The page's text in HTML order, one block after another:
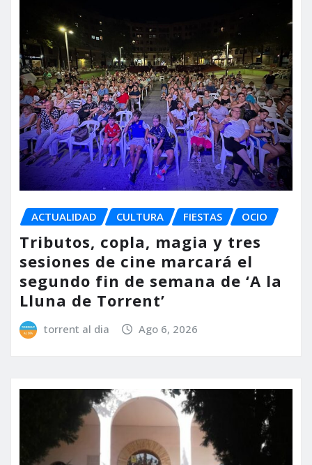
ACTUALIDAD CULTURA FIESTAS OCIO
Tributos, copla, magia y tres
sesiones de cine marcará el
segundo fin de semana de ‘A la
Lluna de Torrent’
torrent al dia Ago 6, 2026